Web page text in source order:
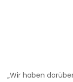
„Wir haben